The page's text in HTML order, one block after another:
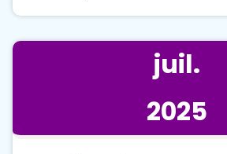
juil.
2025